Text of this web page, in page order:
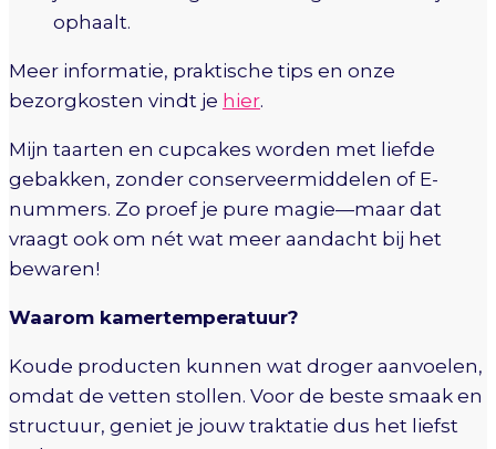
ophaalt.
Meer informatie, praktische tips en onze
bezorgkosten vindt je hier.
Mijn taarten en cupcakes worden met liefde
gebakken, zonder conserveermiddelen of E-
nummers. Zo proef je pure magie—maar dat
vraagt ook om nét wat meer aandacht bij het
bewaren!
Waarom kamertemperatuur?
Koude producten kunnen wat droger aanvoelen,
omdat de vetten stollen. Voor de beste smaak en
structuur, geniet je jouw traktatie dus het liefst